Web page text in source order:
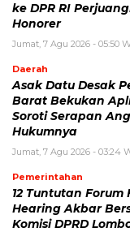
ke DPR RI
Honorer
Jumat, 7 Agu 2026 - 05:50
Daerah
Asak Datu Desak
Barat Bekukan
Soroti Serapan
Hukumnya
Jumat, 7 Agu 2026 - 03:24
Pemerintahan
12 Tuntutan Forum
Hearing Akbar
Komisi DPRD